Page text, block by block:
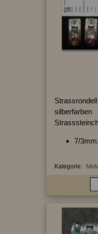
Strassrondell
silberfarben
7/
Kategorie: